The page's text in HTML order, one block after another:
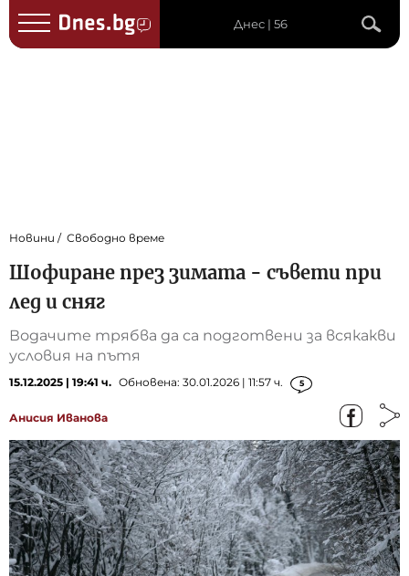
Днес | 56
Новини Свободно време
Шофиране през зимата - съвети при
лед и сняг
Водачите трябва да са подготвени за всякакви
условия на пътя
15.12.2025 | 19:41 ч. Обновена: 30.01.2026 | 11:57 ч. 5
Анисия Иванова